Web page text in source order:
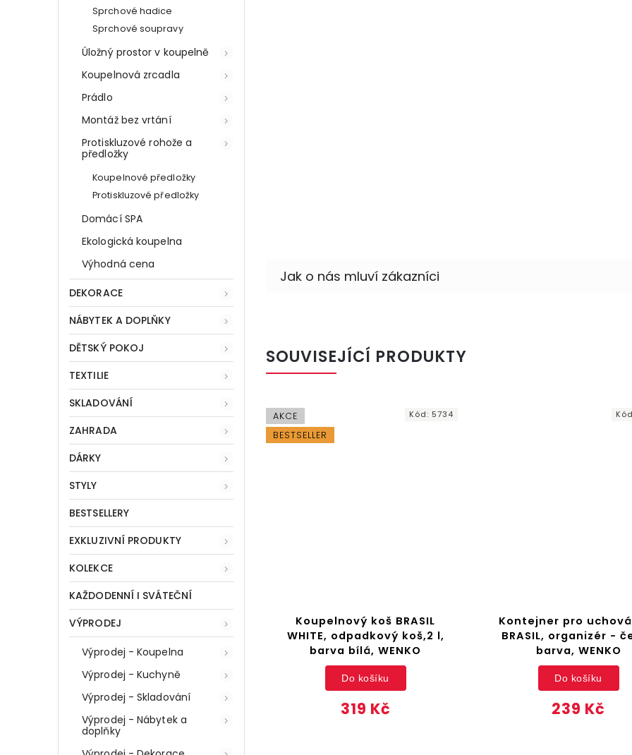
Sprchové hadice
Sprchové soupravy
Úložný prostor v koupelně
Koupelnová zrcadla
Prádlo
Montáž bez vrtání
Protiskluzové rohože a
předložky
Koupelnové předložky
Protiskluzové předložky
Domácí SPA
Ekologická koupelna
Výhodná cena
DEKORACE
NÁBYTEK A DOPLŇKY
DĚTSKÝ POKOJ
TEXTILIE
SKLADOVÁNÍ
ZAHRADA
DÁRKY
STYLY
BESTSELLERY
EXKLUZIVNÍ PRODUKTY
KOLEKCE
KAŽDODENNÍ I SVÁTEČNÍ
VÝPRODEJ
Výprodej - Koupelna
Výprodej - Kuchyně
Výprodej - Skladování
Výprodej - Nábytek a
doplňky
SOUVISEJÍCÍ PRODUKTY
AKCE
BESTSELLER
Koupelnový koš BRASIL
WHITE, odpadkový koš,2 l,
barva bílá, WENKO
319 Kč
Do košíku
Kód: 5734
Kontejner pro
BRASIL, organizér -
barva, WENKO
239 Kč
Do košíku